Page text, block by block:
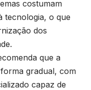
costumam
tecnologia, o que
dos
que a
gradual, com
capaz de